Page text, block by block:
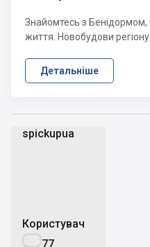
spickupua
Користувач
77
Знайомтесь з Бенідормом,
життя. Новобудови регіону,
Детальніше